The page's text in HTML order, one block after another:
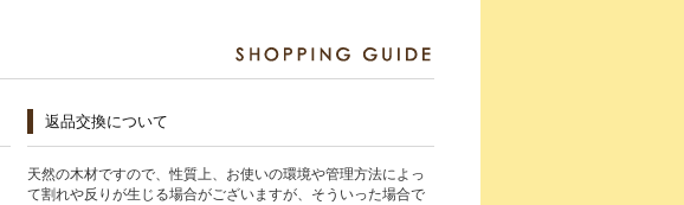
返品交換について
天然の木材ですので、性質上、お使いの環境や管理方法によっ
て割れや反りが生じる場合がございますが、そういった場合で